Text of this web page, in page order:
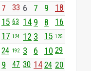
7 33 6 7 9 18
15 63 14 9 8 16
17 124 12 3 15 125
24 192 3 6 10 29
9 47 30 14 24 20